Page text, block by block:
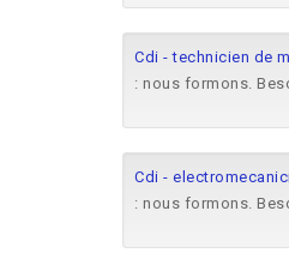
Cdi - technicien de
: nous formons.
Cdi -
: nous formons.